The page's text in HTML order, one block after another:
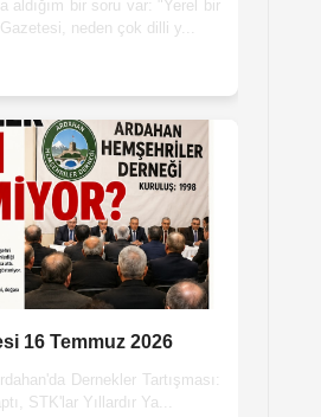
aldığım bir soru var: "Yerel bir
neden çok dilli y...
16 Temmuz 2026
Dernekler Tartışması:
STK'lar Yıllardır Ya...